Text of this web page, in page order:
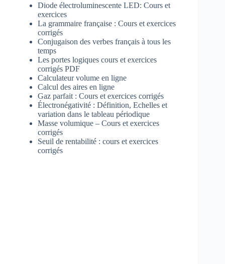
Diode électroluminescente LED: Cours et
exercices
La grammaire française : Cours et exercices
corrigés
Conjugaison des verbes français à tous les
temps
Les portes logiques cours et exercices
corrigés PDF
Calculateur volume en ligne
Calcul des aires en ligne
Gaz parfait : Cours et exercices corrigés
Électronégativité : Définition, Echelles et
variation dans le tableau périodique
Masse volumique – Cours et exercices
corrigés
Seuil de rentabilité : cours et exercices
corrigés